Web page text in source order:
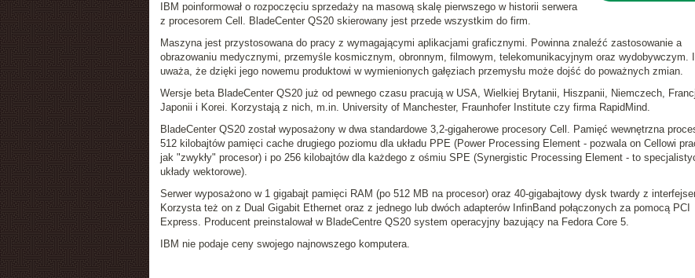
IBM poinformował o rozpoczęciu sprzedaży na masową skalę pierwszego w historii serwera
z procesorem Cell . BladeCenter QS20 skierowany jest przede wszystkim do firm.
Maszyna jest przystosowana do pracy z wymagającymi aplikacjami graficznymi. Powinna znaleźć zastosowanie a
obrazowaniu medycznymi, przemyśle kosmicznym, obronnym, filmowym, telekomunikacyjnym oraz wydobywczym.
uważa, że dzięki jego nowemu produktowi w wymienionych gałęziach przemysłu może dojść do poważnych zmian.
Wersje beta BladeCenter QS20już od pewnego czasu pracują w USA, Wielkiej Brytanii, Hiszpanii, Niemczech,
Japonii i Korei. Korzystają z nich, m.in. University of Manchester, Fraunhofer Institute czy firma RapidMind.
BladeCenter QS20 został wyposażony w dwa standardowe 3,2-gigaherowe procesory Cell. Pamięć wewnętrzna
512 kilobajtów pamięci cache drugiego poziomu dla układu PPE (Power Processing Element - pozwala on Cellowi
jak "zwykły" procesor) i po 256 kilobajtów dla każdego z ośmiu SPE (Synergistic Processing Element - to
układy wektorowe).
Serwer wyposażono w 1 gigabajt pamięci RAM (po 512 MB na procesor) oraz 40-gigabajtowy dysk twardy z
Korzysta też on z Dual Gigabit Ethernet oraz z jednego lub dwóch adapterów InfinBand połączonych za pomocą PCI
Express. Producent preinstalował w BladeCentre QS20 system operacyjny bazujący na Fedora Core 5.
IBM nie podaje ceny swojego najnowszego komputera.